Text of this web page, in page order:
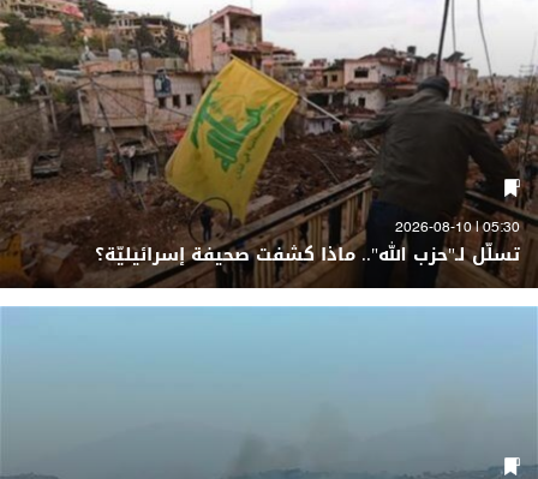
05:30 | 2026-08-10
تسلّل لـ"حزب الله".. ماذا كشفت صحيفة إسرائيليّة؟